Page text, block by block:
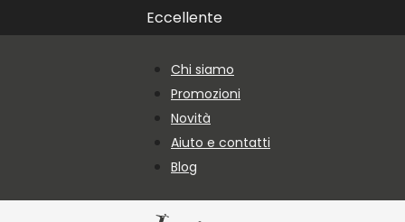
Vai al contenuto principale
Vai al piè di paginaEccellente
Chi siamo
Promozioni
Novità
Aiuto e contatti
Blog